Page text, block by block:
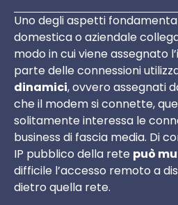
Uno degli aspetti
domestica o aziendale
modo in cui viene assegnato
parte delle connessioni
dinamici, ovvero assegnati
che il modem si connette,
solitamente interessa le
business di fascia media. Di
IP pubblico della rete può
difficile l’accesso remoto a
dietro quella rete.